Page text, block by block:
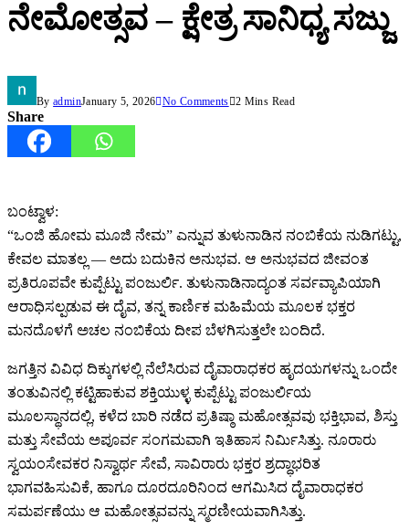
ನೇಮೋತ್ಸವ – ಕ್ಷೇತ್ರ ಸಾನಿಧ್ಯ ಸಜ್ಜು
By adminJanuary 5, 2026 No Comments 2 Mins Read
Share
ಬಂಟ್ವಾಳ:
“ಒಂಜಿ ಹೋಮ ಮೂಜಿ ನೇಮ” ಎನ್ನುವ ತುಳುನಾಡಿನ ನಂಬಿಕೆಯ ನುಡಿಗಟ್ಟು,
ಕೇವಲ ಮಾತಲ್ಲ — ಅದು ಬದುಕಿನ ಅನುಭವ. ಆ ಅನುಭವದ ಜೀವಂತ
ಪ್ರತಿರೂಪವೇ ಕುಪ್ಪೆಟ್ಟು ಪಂಜುರ್ಲಿ. ತುಳುನಾಡಿನಾದ್ಯಂತ ಸರ್ವವ್ಯಾಪಿಯಾಗಿ
ಆರಾಧಿಸಲ್ಪಡುವ ಈ ದೈವ, ತನ್ನ ಕಾರ್ಣಿಕ ಮಹಿಮೆಯ ಮೂಲಕ ಭಕ್ತರ
ಮನದೊಳಗೆ ಅಚಲ ನಂಬಿಕೆಯ ದೀಪ ಬೆಳಗಿಸುತ್ತಲೇ ಬಂದಿದೆ.
ಜಗತ್ತಿನ ವಿವಿಧ ದಿಕ್ಕುಗಳಲ್ಲಿ ನೆಲೆಸಿರುವ ದೈವಾರಾಧಕರ ಹೃದಯಗಳನ್ನು ಒಂದೇ
ತಂತುವಿನಲ್ಲಿ ಕಟ್ಟಿಹಾಕುವ ಶಕ್ತಿಯುಳ್ಳ ಕುಪ್ಪೆಟ್ಟು ಪಂಜುರ್ಲಿಯ
ಮೂಲಸ್ಥಾನದಲ್ಲಿ, ಕಳೆದ ಬಾರಿ ನಡೆದ ಪ್ರತಿಷ್ಠಾ ಮಹೋತ್ಸವವು ಭಕ್ತಿಭಾವ, ಶಿಸ್ತು
ಮತ್ತು ಸೇವೆಯ ಅಪೂರ್ವ ಸಂಗಮವಾಗಿ ಇತಿಹಾಸ ನಿರ್ಮಿಸಿತ್ತು. ನೂರಾರು
ಸ್ವಯಂಸೇವಕರ ನಿಸ್ವಾರ್ಥ ಸೇವೆ, ಸಾವಿರಾರು ಭಕ್ತರ ಶ್ರದ್ಧಾಭರಿತ
ಭಾಗವಹಿಸುವಿಕೆ, ಹಾಗೂ ದೂರದೂರಿನಿಂದ ಆಗಮಿಸಿದ ದೈವಾರಾಧಕರ
ಸಮರ್ಪಣೆಯು ಆ ಮಹೋತ್ಸವವನ್ನು ಸ್ಮರಣೀಯವಾಗಿಸಿತ್ತು.